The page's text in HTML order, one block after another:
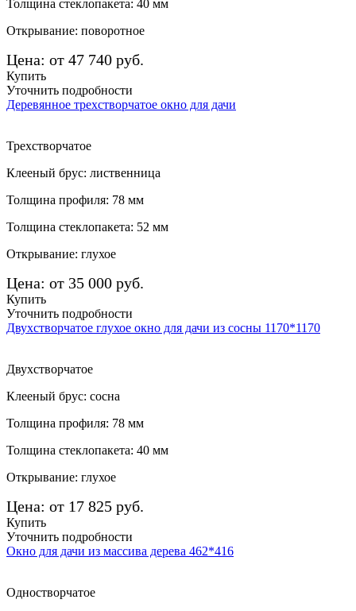
Толщина стеклопакета: 40 мм
Открывание: поворотное
Цена: от 47 740 руб.
Купить
Уточнить подробности
Деревянное трехстворчатое окно для дачи
Трехстворчатое
Клееный брус: лиственница
Толщина профиля: 78 мм
Толщина стеклопакета: 52 мм
Открывание: глухое
Цена: от 35 000 руб.
Купить
Уточнить подробности
Двухстворчатое глухое окно для дачи из сосны 1170*1170
Двухстворчатое
Клееный брус: сосна
Толщина профиля: 78 мм
Толщина стеклопакета: 40 мм
Открывание: глухое
Цена: от 17 825 руб.
Купить
Уточнить подробности
Окно для дачи из массива дерева 462*416
Одностворчатое